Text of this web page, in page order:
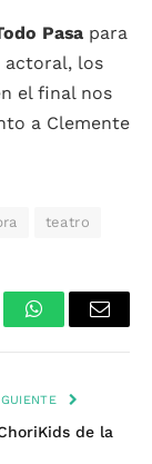
Pasa para
actoral, los
el final nos
a Clemente
teatro
WhatsAppEmail
de la